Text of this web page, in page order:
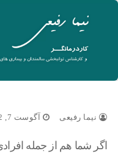
نیما رفیعی آگوست 7, 2022
اگر شما هم از جمله